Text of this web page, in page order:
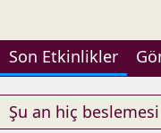
Son Etkinlikler
Şu an hiç